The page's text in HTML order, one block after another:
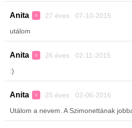
Anita ♀ 27 éves 07-10-2015
utálom
Anita ♀ 26 éves 02-11-2015
:)
Anita ♀ 25 éves 02-06-2016
Utálom a nevem. A Szimonettának